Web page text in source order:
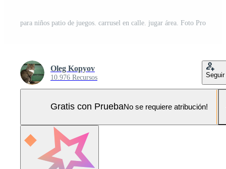
para niños patio de juegos. carrusel en calle. jugar área. Foto Pro
Oleg Kopyov
10.976 Recursos Seguir
Gratis con PruebaNo se requiere atribución!